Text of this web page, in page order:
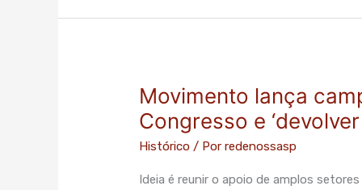
Movimento lança
Congresso e
Histórico / Porredenossasp
Ideia é reunir o apoio de amplos
Movimento
lança
campanha
para